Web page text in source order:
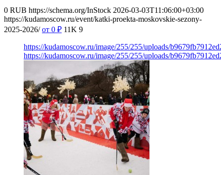
0 RUB https://schema.org/InStock 2026-03-03T11:06:00+03:00
https://kudamoscow.ru/event/katki-proekta-moskovskie-sezony-
2025-2026/ от 0 ₽ 11K 9
https://kudamoscow.ru/image/255/255/uploads/
https://kudamoscow.ru/image/255/255/uploads/